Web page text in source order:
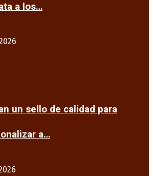
a los…
un sello de calidad para
a…